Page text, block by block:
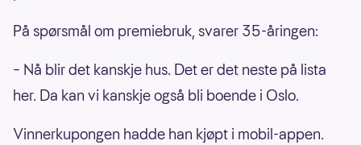
På spørsmål om premiebruk, svarer 35-åringen:
– Nå blir det kanskje hus. Det er det neste på lista
her. Da kan vi kanskje også bli boende i Oslo.
Vinnerkupongen hadde han kjøpt i mobil-appen.